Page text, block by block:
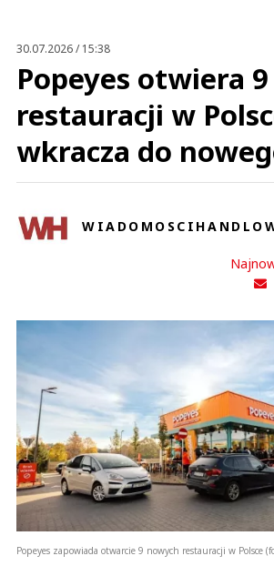
30.07.2026 / 15:38
Popeyes otwiera
restauracji w
wkracza do
Popeyes zapowiada otwarcie 9 nowych restauracji w Polsce